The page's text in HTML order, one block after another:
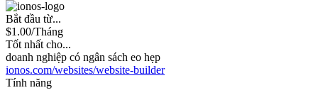
Bắt đầu từ...
$1.00/Tháng
Tốt nhất cho...
doanh nghiệp có ngân sách eo hẹp
ionos.com/websites/website-builder
Tính năng